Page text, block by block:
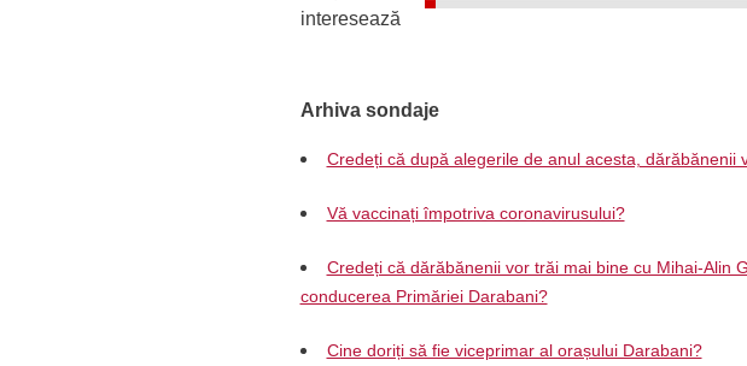
interesează
Arhiva sondaje
Credeți că după alegerile de anul acesta, dărăbănenii
Vă vaccinați împotriva coronavirusului?
Credeți că dărăbănenii vor trăi mai bine cu Mihai-Alin
conducerea Primăriei Darabani?
Cine doriți să fie viceprimar al orașului Darabani?